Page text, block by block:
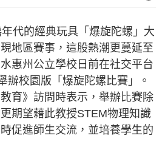
代的經典玩具「爆旋陀螺」大
地區賽事，這股熱潮更蔓延至
惠州公立學校日前在社交平台
辦校園版「爆旋陀螺比賽」。
育》訪問時表示，舉辦比賽除
期望藉此教授STEM物理知識
促進師生交流，並培養學生的